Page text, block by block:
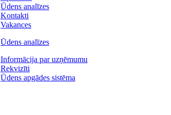
Ūdens analīzes
Kontakti
Vakances
Ūdens analīzes
Informācija par uzņēmumu
Rekvizīti
Ūdens apgādes sistēma